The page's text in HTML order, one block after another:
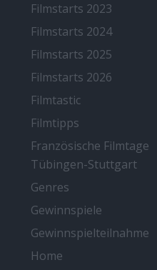
Filmstarts 2023
Filmstarts 2024
Filmstarts 2025
Filmstarts 2026
Filmtastic
Filmtipps
Französische Filmtage
Tübingen-Stuttgart
Genres
Gewinnspiele
Gewinnspielteilnahme
Home